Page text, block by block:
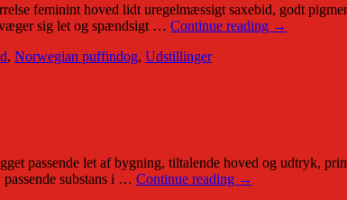
feminint hoved lidt uregelmæssigt saxebid, godt
sig let og spændsigt … Continue reading →
, Norwegian puffindog, Udstillinger
passende let af bygning, tiltalende hoved og udtryk,
substans i … Continue reading →